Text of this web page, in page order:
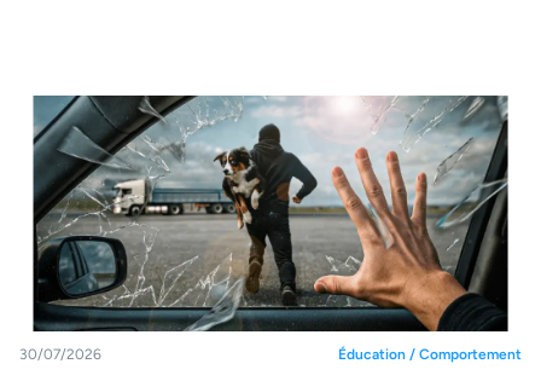
30/07/2026 Éducation / Comportement